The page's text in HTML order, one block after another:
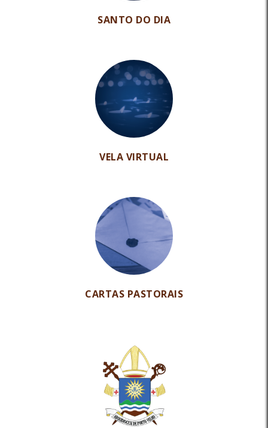
SANTO DO DIA
VELA VIRTUAL
CARTAS PASTORAIS